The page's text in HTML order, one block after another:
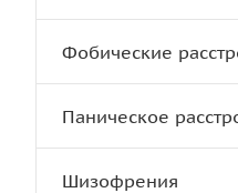
Фобические
Паническое
Шизофрения